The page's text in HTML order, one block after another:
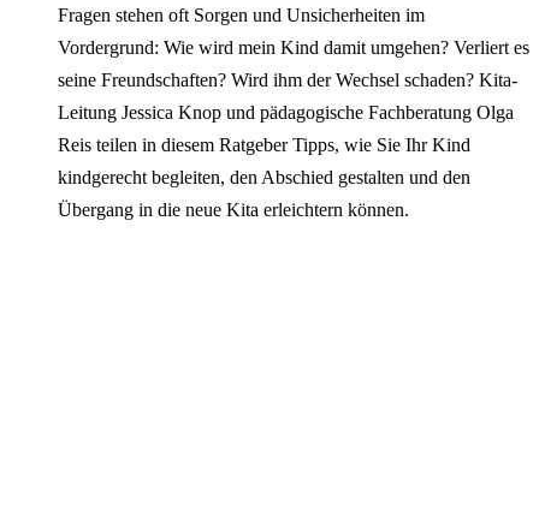
Fragen stehen oft Sorgen und Unsicherheiten im
Vordergrund: Wie wird mein Kind damit umgehen? Verliert es
seine Freundschaften? Wird ihm der Wechsel schaden? Kita-
Leitung Jessica Knop und pädagogische Fachberatung Olga
Reis teilen in diesem Ratgeber Tipps, wie Sie Ihr Kind
kindgerecht begleiten, den Abschied gestalten und den
Übergang in die neue Kita erleichtern können.